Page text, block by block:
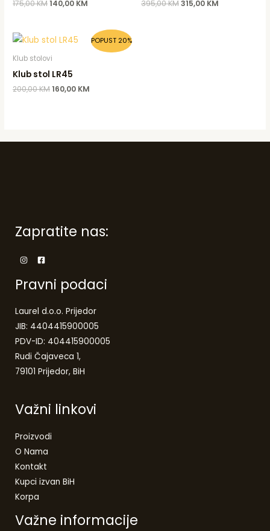
175,00KM140,00 KM 395,00KM315,00 KM
POPUST 20%
Klub stolovi
Klub stol LR45
200,00KM
Original
price
was:
160,00 KM
Current
price
Zapratite nas:
Pravni podaci
Laurel d.o.o. Prijedor
JIB: 4404415900005
PDV-ID: 404415900005
Rudi Čajaveca 1,
79101 Prijedor, BiH
Važni linkovi
Proizvodi
O Nama
Kontakt
Kupci izvan BiH
Korpa
Važne informacije